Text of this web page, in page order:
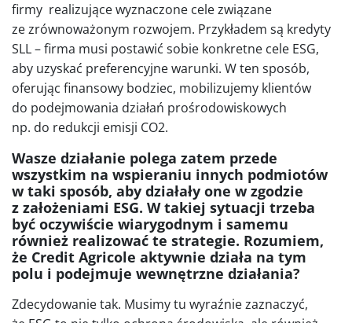
firmy realizujące wyznaczone cele związane
ze zrównoważonym rozwojem. Przykładem są kredyty
SLL – firma musi postawić sobie konkretne cele ESG,
aby uzyskać preferencyjne warunki. W ten sposób,
oferując finansowy bodziec, mobilizujemy klientów
do podejmowania działań prośrodowiskowych
np. do redukcji emisji CO2.
Wasze działanie polega zatem przede
wszystkim na wspieraniu innych podmiotów
w taki sposób, aby działały one w zgodzie
z założeniami ESG. W takiej sytuacji trzeba
być oczywiście wiarygodnym i samemu
również realizować te strategie. Rozumiem,
że Credit Agricole aktywnie działa na tym
polu i podejmuje wewnętrzne działania?
Zdecydowanie tak. Musimy tu wyraźnie zaznaczyć,